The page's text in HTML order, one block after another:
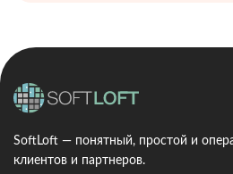
SoftLoft — понятный, простой и
клиентов и партнеров.